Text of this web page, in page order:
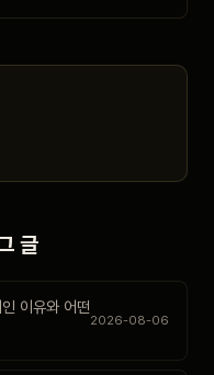
글
이유와 어떤
2026-08-06